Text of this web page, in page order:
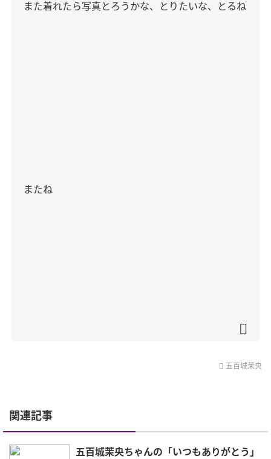
また着れたら写真とろうかな、とりたいな、とるね
またね
五百城茉央
関連記事
五百城茉央ちゃんの「いつもありがとう」